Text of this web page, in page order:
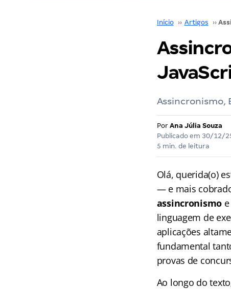
Início ›› Artigos ››
Assincronismo,
Por Ana Júlia Souza
Publicado em 30/12/
5 min. de leitura
Olá, querida(o)
— e mais
assincronismo
linguagem de
aplicações
fundamental
provas de
Ao longo do